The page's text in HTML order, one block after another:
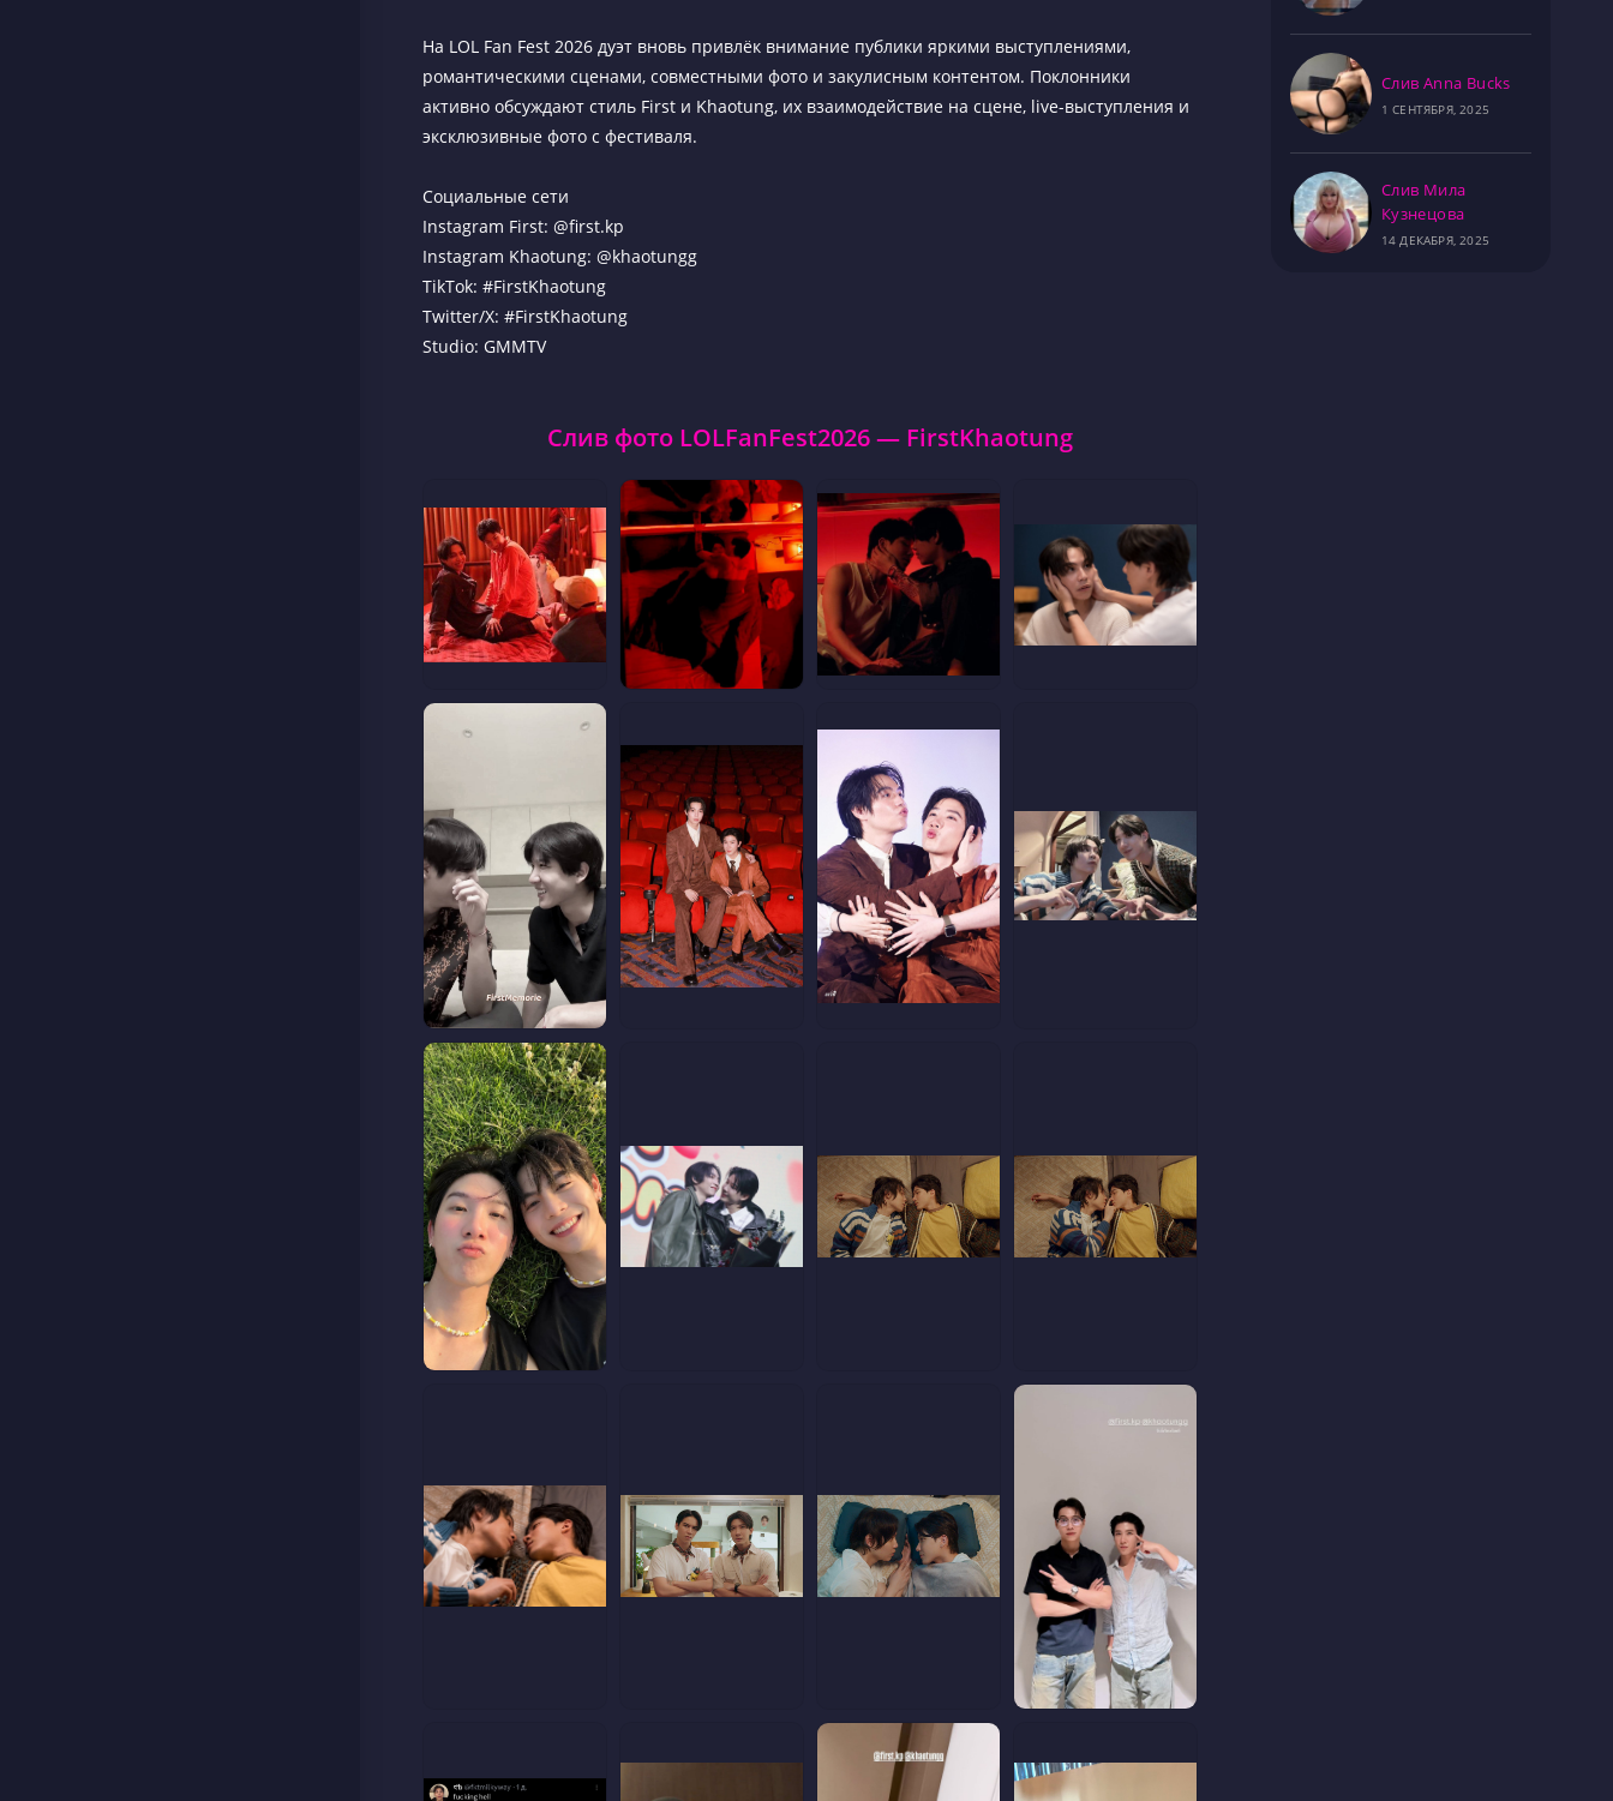
На LOL Fan Fest 2026 дуэт вновь привлёк внимание публики яркими выступлениями,
романтическими сценами, совместными фото и закулисным контентом. Поклонники
активно обсуждают стиль First и Khaotung, их взаимодействие на сцене, live-выступления и
эксклюзивные фото с фестиваля.
Социальные сети
Instagram First: @first.kp
Instagram Khaotung: @khaotungg
TikTok: #FirstKhaotung
Twitter/X: #FirstKhaotung
Studio: GMMTV
Слив фото LOLFanFest2026 — FirstKhaotung
Слив Anna Bucks
1 СЕНТЯБРЯ, 2025
Слив Мила
Кузнецова
14 ДЕКАБРЯ, 2025